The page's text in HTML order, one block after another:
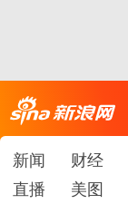
新闻 财经
直播
美图